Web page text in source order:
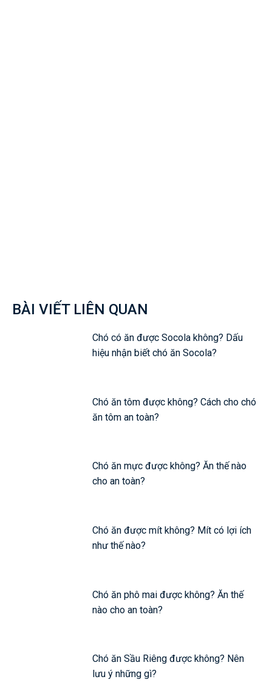
BÀI VIẾT LIÊN QUAN
Chó có ăn được Socola không? Dấu
hiệu nhận biết chó ăn Socola?
Chó ăn tôm được không? Cách cho chó
ăn tôm an toàn?
Chó ăn mực được không? Ăn thế nào
cho an toàn?
Chó ăn được mít không? Mít có lợi ích
như thế nào?
Chó ăn phô mai được không? Ăn thế
nào cho an toàn?
Chó ăn Sầu Riêng được không? Nên
lưu ý những gì?